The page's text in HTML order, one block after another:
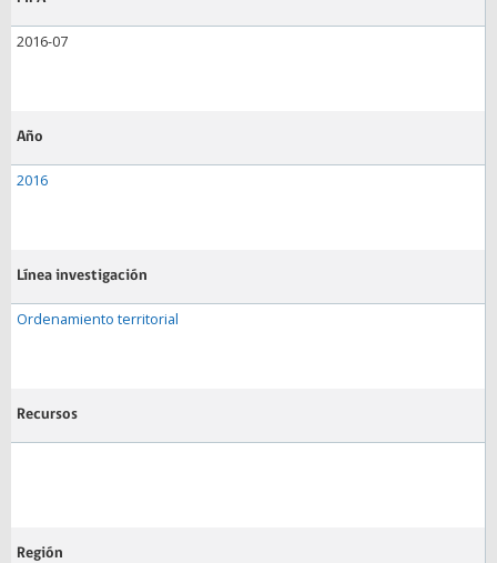
2016-07
Año
2016
Línea investigación
Ordenamiento territorial
Recursos
Región